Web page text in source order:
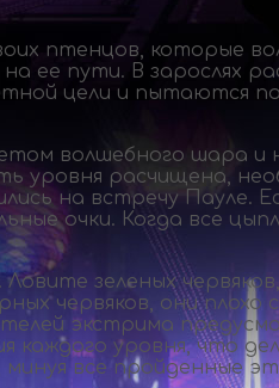
птенцов, которые
пути. В зарослях
цели и пытаются
волшебного шара
уровня расчищена,
на встречу Пауле.
очки. Когда все
зеленых
червяков, они
экстрима
уровня, что
все пройденные